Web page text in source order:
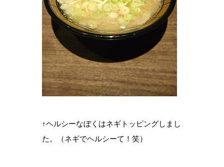
↑ヘルシーなぼくはネギトッピングしまし
た。（ネギでヘルシーて！笑）